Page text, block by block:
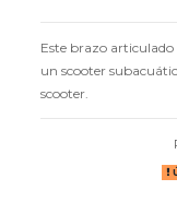
Este brazo
un scooter
scooter.